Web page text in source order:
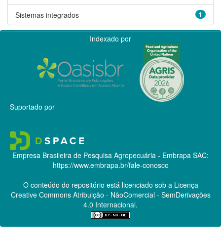
1
Sistemas integrados
Indexado por
Suportado por
Empresa Brasileira de Pesquisa Agropecuária - Embrapa SAC:
https://www.embrapa.br/fale-conosco
O conteúdo do repositório está licenciado sob a Licença
Creative CommonsAtribuição - NãoComercial - SemDerivações
4.0 Internacional.